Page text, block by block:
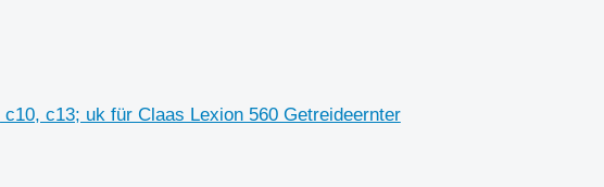
c13; uk für Claas Lexion 560 Getreideernter